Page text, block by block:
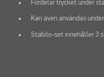
Fördelar trycket under
Kan även användas
Stabilo-set innehåller 3